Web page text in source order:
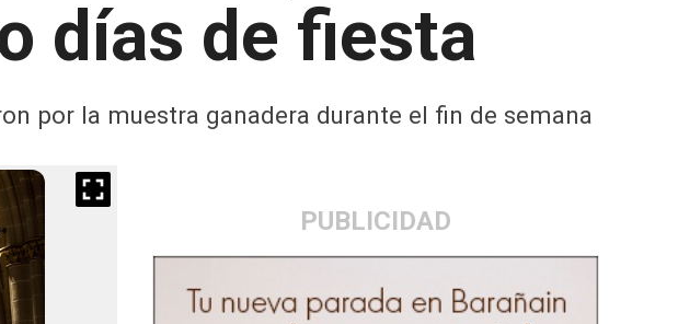
días de fiesta
por la muestra ganadera durante el fin de semana
PUBLICIDAD